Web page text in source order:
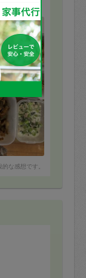
せん🤔
な感想です。